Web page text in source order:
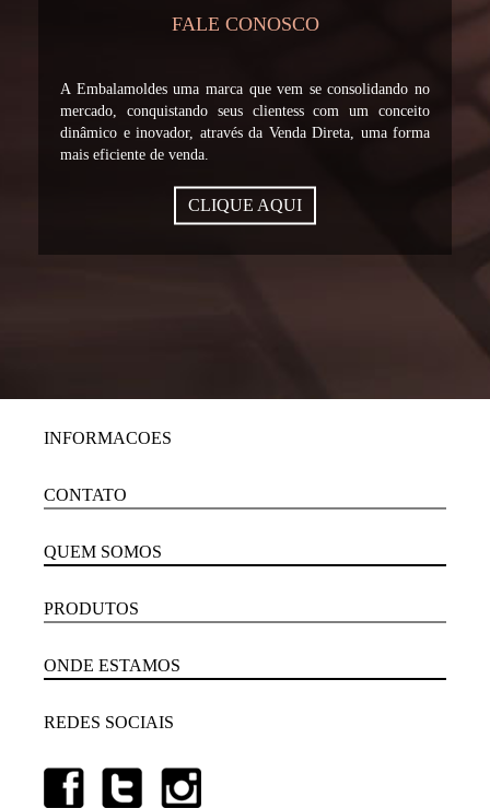
FALE CONOSCO
A Embalamoldes uma marca que vem se consolidando no
mercado, conquistando seus clientess com um conceito
dinâmico e inovador, através da Venda Direta, uma forma
mais eficiente de venda.
CLIQUE AQUI
INFORMACOES
CONTATO
QUEM SOMOS
PRODUTOS
ONDE ESTAMOS
REDES SOCIAIS